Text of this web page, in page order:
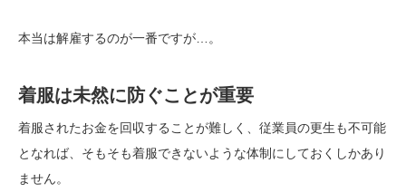
本当は解雇するのが一番ですが…。
着服は未然に防ぐことが重要
着服されたお金を回収することが難しく、従業員の更生も不可能
となれば、そもそも着服できないような体制にしておくしかあり
ません。